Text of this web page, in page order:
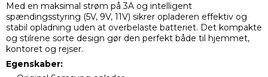
Med en maksimal strøm på 3A og intelligent
spændingsstyring (5V, 9V, 11V) sikrer opladeren effektiv og
stabil opladning uden at overbelaste batteriet. Det kompakte
og stilrene sorte design gør den perfekt både til hjemmet,
kontoret og rejser.
Egenskaber: